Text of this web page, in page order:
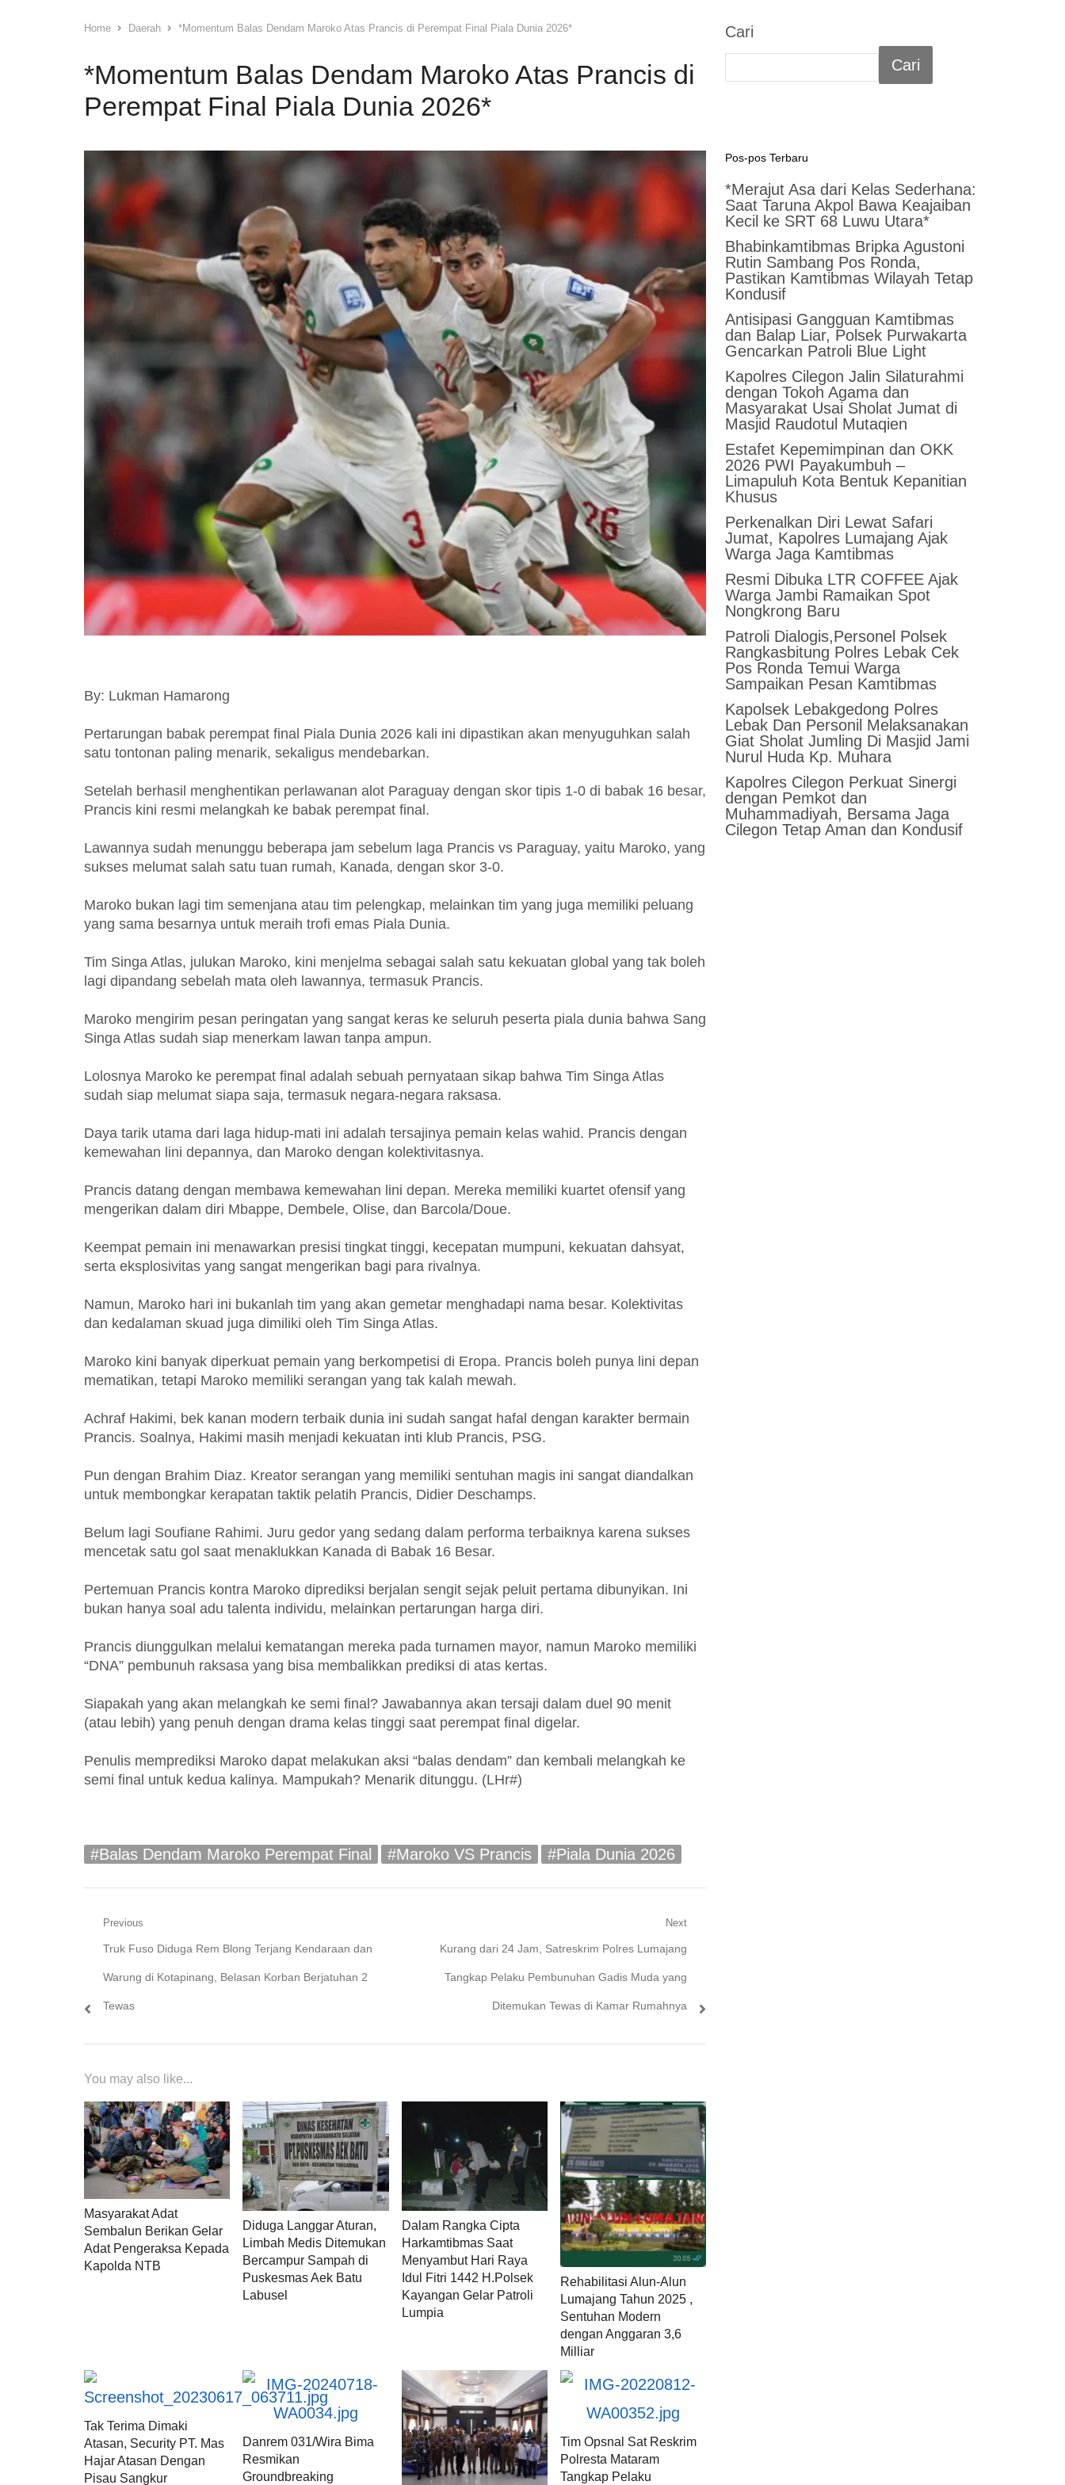
Home Daerah *Momentum Balas Dendam Maroko Atas Prancis di Perempat Final Piala Dunia 2026*
*Momentum Balas Dendam Maroko Atas Prancis di
Perempat Final Piala Dunia 2026*
By: Lukman Hamarong
Pertarungan babak perempat final Piala Dunia 2026 kali ini dipastikan akan menyuguhkan salah
satu tontonan paling menarik, sekaligus mendebarkan.
Setelah berhasil menghentikan perlawanan alot Paraguay dengan skor tipis 1-0 di babak 16 besar,
Prancis kini resmi melangkah ke babak perempat final.
Lawannya sudah menunggu beberapa jam sebelum laga Prancis vs Paraguay, yaitu Maroko, yang
sukses melumat salah satu tuan rumah, Kanada, dengan skor 3-0.
Maroko bukan lagi tim semenjana atau tim pelengkap, melainkan tim yang juga memiliki peluang
yang sama besarnya untuk meraih trofi emas Piala Dunia.
Tim Singa Atlas, julukan Maroko, kini menjelma sebagai salah satu kekuatan global yang tak boleh
lagi dipandang sebelah mata oleh lawannya, termasuk Prancis.
Maroko mengirim pesan peringatan yang sangat keras ke seluruh peserta piala dunia bahwa Sang
Singa Atlas sudah siap menerkam lawan tanpa ampun.
Lolosnya Maroko ke perempat final adalah sebuah pernyataan sikap bahwa Tim Singa Atlas
sudah siap melumat siapa saja, termasuk negara-negara raksasa.
Daya tarik utama dari laga hidup-mati ini adalah tersajinya pemain kelas wahid. Prancis dengan
kemewahan lini depannya, dan Maroko dengan kolektivitasnya.
Prancis datang dengan membawa kemewahan lini depan. Mereka memiliki kuartet ofensif yang
mengerikan dalam diri Mbappe, Dembele, Olise, dan Barcola/Doue.
Keempat pemain ini menawarkan presisi tingkat tinggi, kecepatan mumpuni, kekuatan dahsyat,
serta eksplosivitas yang sangat mengerikan bagi para rivalnya.
Namun, Maroko hari ini bukanlah tim yang akan gemetar menghadapi nama besar. Kolektivitas
dan kedalaman skuad juga dimiliki oleh Tim Singa Atlas.
Maroko kini banyak diperkuat pemain yang berkompetisi di Eropa. Prancis boleh punya lini depan
mematikan, tetapi Maroko memiliki serangan yang tak kalah mewah.
Achraf Hakimi, bek kanan modern terbaik dunia ini sudah sangat hafal dengan karakter bermain
Prancis. Soalnya, Hakimi masih menjadi kekuatan inti klub Prancis, PSG.
Pun dengan Brahim Diaz. Kreator serangan yang memiliki sentuhan magis ini sangat diandalkan
untuk membongkar kerapatan taktik pelatih Prancis, Didier Deschamps.
Belum lagi Soufiane Rahimi. Juru gedor yang sedang dalam performa terbaiknya karena sukses
mencetak satu gol saat menaklukkan Kanada di Babak 16 Besar.
Pertemuan Prancis kontra Maroko diprediksi berjalan sengit sejak peluit pertama dibunyikan. Ini
bukan hanya soal adu talenta individu, melainkan pertarungan harga diri.
Prancis diunggulkan melalui kematangan mereka pada turnamen mayor, namun Maroko memiliki
“DNA” pembunuh raksasa yang bisa membalikkan prediksi di atas kertas.
Siapakah yang akan melangkah ke semi final? Jawabannya akan tersaji dalam duel 90 menit
(atau lebih) yang penuh dengan drama kelas tinggi saat perempat final digelar.
Penulis memprediksi Maroko dapat melakukan aksi “balas dendam” dan kembali melangkah ke
semi final untuk kedua kalinya. Mampukah? Menarik ditunggu. (LHr#)
#Balas Dendam Maroko Perempat Final #Maroko VS Prancis #Piala Dunia 2026
Navigasi
pos
Previous
Previous
post:
Truk Fuso Diduga Rem Blong Terjang Kendaraan dan
Warung di Kotapinang, Belasan Korban Berjatuhan 2
Tewas
Next
Next
post:
Kurang dari 24 Jam, Satreskrim Polres Lumajang
Tangkap Pelaku Pembunuhan Gadis Muda yang
Ditemukan Tewas di Kamar Rumahnya
You may also like...
Masyarakat Adat
Sembalun Berikan Gelar
Adat Pengeraksa Kepada
Kapolda NTB
Diduga Langgar Aturan,
Limbah Medis Ditemukan
Bercampur Sampah di
Puskesmas Aek Batu
Labusel
Dalam Rangka Cipta
Harkamtibmas Saat
Menyambut Hari Raya
Idul Fitri 1442 H.Polsek
Kayangan Gelar Patroli
Lumpia
Rehabilitasi Alun-Alun
Lumajang Tahun 2025 ,
Sentuhan Modern
dengan Anggaran 3,6
Milliar
Tak Terima Dimaki
Atasan, Security PT. Mas
Hajar Atasan Dengan
Pisau Sangkur
Danrem 031/Wira Bima
Resmikan
Groundbreaking
Tim Opsnal Sat Reskrim
Polresta Mataram
Tangkap Pelaku
Cari
Cari
Pos-pos Terbaru
*Merajut Asa dari Kelas Sederhana:
Saat Taruna Akpol Bawa Keajaiban
Kecil ke SRT 68 Luwu Utara*
Bhabinkamtibmas Bripka Agustoni
Rutin Sambang Pos Ronda,
Pastikan Kamtibmas Wilayah Tetap
Kondusif
Antisipasi Gangguan Kamtibmas
dan Balap Liar, Polsek Purwakarta
Gencarkan Patroli Blue Light
Kapolres Cilegon Jalin Silaturahmi
dengan Tokoh Agama dan
Masyarakat Usai Sholat Jumat di
Masjid Raudotul Mutaqien
Estafet Kepemimpinan dan OKK
2026 PWI Payakumbuh –
Limapuluh Kota Bentuk Kepanitian
Khusus
Perkenalkan Diri Lewat Safari
Jumat, Kapolres Lumajang Ajak
Warga Jaga Kamtibmas
Resmi Dibuka LTR COFFEE Ajak
Warga Jambi Ramaikan Spot
Nongkrong Baru
Patroli Dialogis,Personel Polsek
Rangkasbitung Polres Lebak Cek
Pos Ronda Temui Warga
Sampaikan Pesan Kamtibmas
Kapolsek Lebakgedong Polres
Lebak Dan Personil Melaksanakan
Giat Sholat Jumling Di Masjid Jami
Nurul Huda Kp. Muhara
Kapolres Cilegon Perkuat Sinergi
dengan Pemkot dan
Muhammadiyah, Bersama Jaga
Cilegon Tetap Aman dan Kondusif